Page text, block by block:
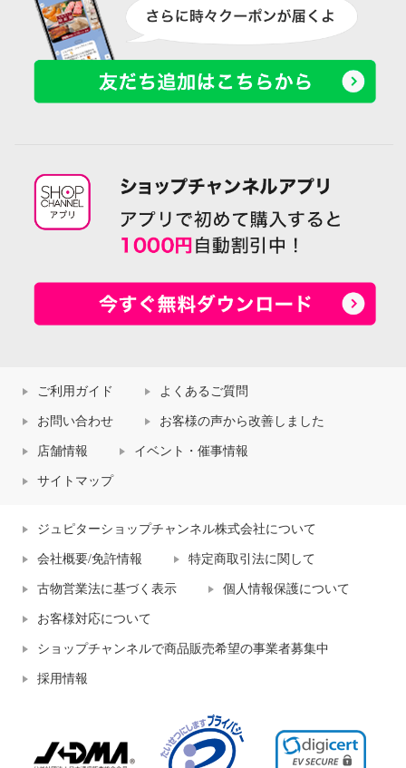
ご利用ガイド よくあるご質問
お問い合わせ お客様の声から改善しました
店舗情報 イベント・催事情報
サイトマップ
ジュピターショップチャンネル株式会社について
会社概要/免許情報 特定商取引法に関して
古物営業法に基づく表示 個人情報保護について
お客様対応について
ショップチャンネルで商品販売希望の事業者募集中
採用情報